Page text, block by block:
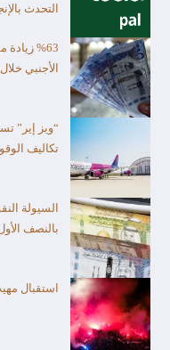
التحدث
%63
الأجنبي
“ويز إير”
تكاليف
بالنصف الأول
استقبال